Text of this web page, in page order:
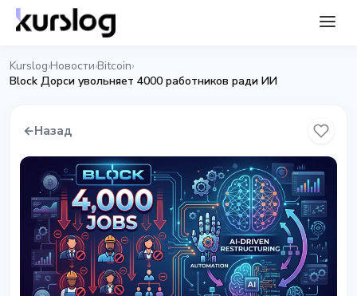
Kurslog›Новости›Bitcoin›
Block Дорси увольняет 4000 работников ради ИИ
←Назад